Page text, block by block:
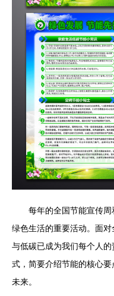
每年的全国节能宣传
绿色生活的重要活动。面
与低碳已成为我们每个人
式，简要介绍节能的核心
未来。